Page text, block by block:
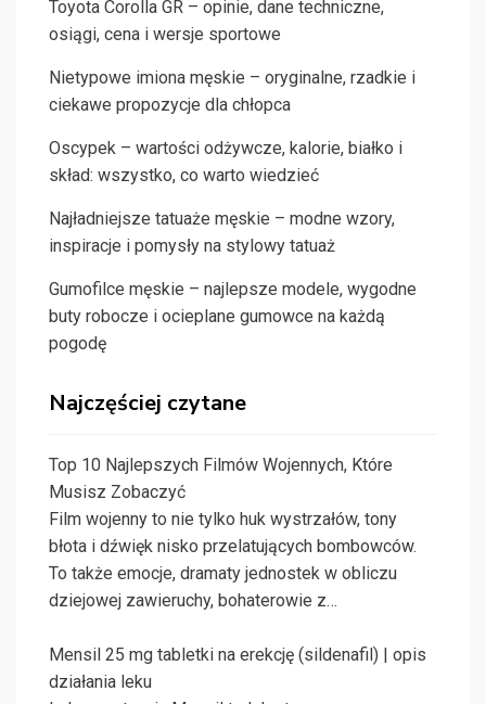
Toyota Corolla GR – opinie, dane techniczne,
osiągi, cena i wersje sportowe
Nietypowe imiona męskie – oryginalne, rzadkie i
ciekawe propozycje dla chłopca
Oscypek – wartości odżywcze, kalorie, białko i
skład: wszystko, co warto wiedzieć
Najładniejsze tatuaże męskie – modne wzory,
inspiracje i pomysły na stylowy tatuaż
Gumofilce męskie – najlepsze modele, wygodne
buty robocze i ocieplane gumowce na każdą
pogodę
Najczęściej czytane
Top 10 Najlepszych Filmów Wojennych, Które
Musisz Zobaczyć
Film wojenny to nie tylko huk wystrzałów, tony
błota i dźwięk nisko przelatujących bombowców.
To także emocje, dramaty jednostek w obliczu
dziejowej zawieruchy, bohaterowie z…
Mensil 25 mg tabletki na erekcję (sildenafil) | opis
działania leku